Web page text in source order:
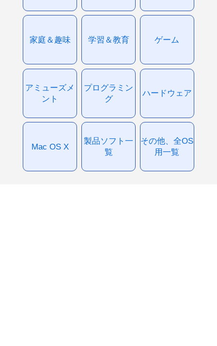
家庭＆趣味 学習＆教育 ゲーム
アミューズメ
ント
プログラミン
グ
ハードウェア
Mac OS X
製品ソフト一
覧
その他、全OS
用一覧